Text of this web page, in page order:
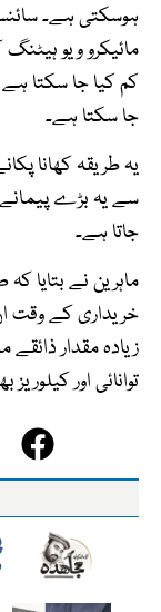
ہوسکتی ہے۔
مائیکرو ویو
کم کیا جا سکتا ہے
جا سکتا ہے۔
یہ طریقہ کھانا
سے یہ بڑے
جاتا ہے۔
ماہرین نے بتایا
خریداری کے وقت
زیادہ مقدار
توانائی اور